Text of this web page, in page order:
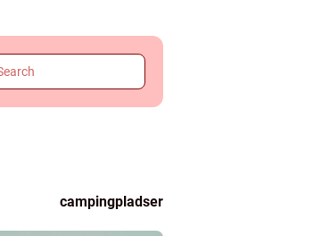
campingpladser